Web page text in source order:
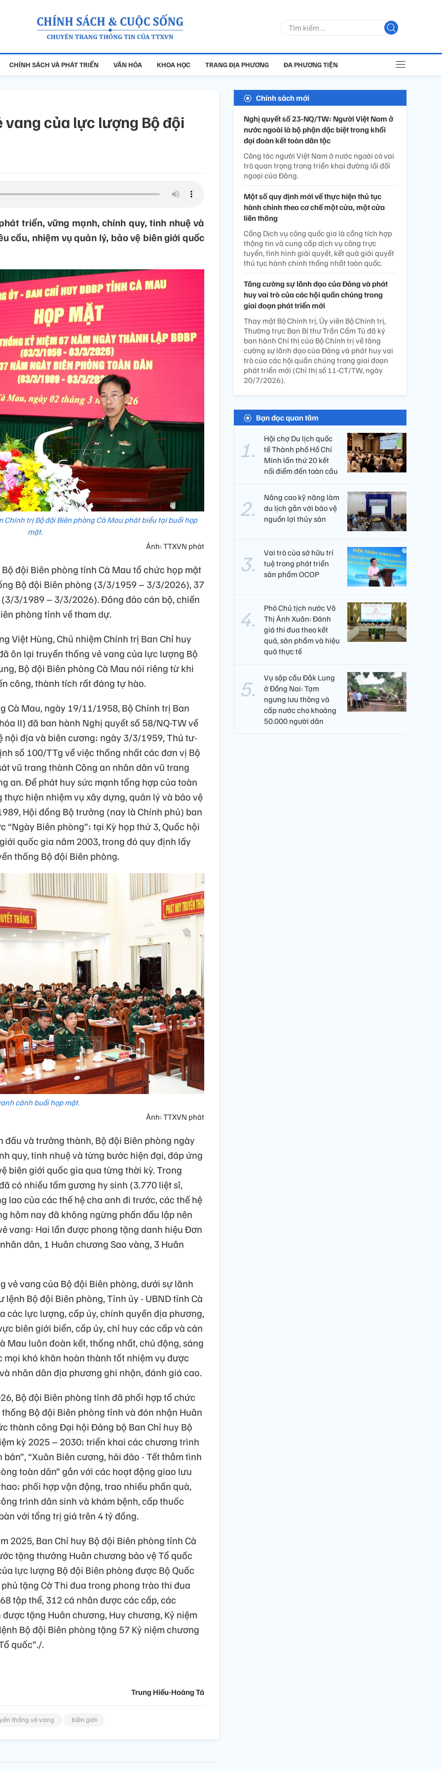
CHÍNH SÁCH VÀ PHÁT TRIỂN VĂN HÓA KHOA HỌC TRANG ĐỊA PHƯƠNG ĐA PHƯƠNG TIỆN
của lực lượng Bộ đội
triển, vững mạnh, chính quy, tinh nhuệ và
cầu, nhiệm vụ quản lý, bảo vệ biên giới quốc
trị Bộ đội Biên phòng Cà Mau phát biểu tại buổi họp
mặt.
Ảnh: TTXVN phát
đội Biên phòng tỉnh Cà Mau tổ chức họp mặt
Bộ đội Biên phòng (3/3/1959 – 3/3/2026), 37
3/1989 – 3/3/2026). Đông đảo cán bộ, chiến
phòng tỉnh về tham dự.
Việt Hùng, Chủ nhiệm Chính trị Ban Chỉ huy
ôn lại truyền thống vẻ vang của lực lượng Bộ
Bộ đội Biên phòng Cà Mau nói riêng từ khi
công, thành tích rất đáng tự hào.
Cà Mau, ngày 19/11/1958, Bộ Chính trị Ban
II) đã ban hành Nghị quyết số 58/NQ-TW về
nội địa và biên cương; ngày 3/3/1959, Thủ tư­
số 100/TTg về việc thống nhất các đơn vị Bộ
vũ trang thành Công an nhân dân vũ trang
an. Để phát huy sức mạnh tổng hợp của toàn
hiện nhiệm vụ xây dựng, quản lý và bảo vệ
Hội đồng Bộ trưởng (nay là Chính phủ) ban
“Ngày Biên phòng”; tại Kỳ họp thứ 3, Quốc hội
quốc gia năm 2003, trong đó quy định lấy
thống Bộ đội Biên phòng.
cảnh buổi họp mặt.
Ảnh: TTXVN phát
đấu và trưởng thành, Bộ đội Biên phòng ngày
quy, tinh nhuệ và từng bước hiện đại, đáp ứng
biên giới quốc gia qua từng thời kỳ. Trong
có nhiều tấm gương hy sinh (3.770 liệt sĩ,
lao của các thế hệ cha anh đi trước, các thế hệ
hôm nay đã không ngừng phấn đấu lập nên
vang: Hai lần được phong tặng danh hiệu Đơn
dân, 1 Huân chương Sao vàng, 3 Huân
vẻ vang của Bộ đội Biên phòng, dưới sự lãnh
Bộ đội Biên phòng, Tỉnh ủy - UBND tỉnh Cà
các lực lượng, cấp ủy, chính quyền địa phương,
biên giới biển, cấp ủy, chỉ huy các cấp và cán
Mau luôn đoàn kết, thống nhất, chủ động, sáng
khó khăn hoàn thành tốt nhiệm vụ được
nhân dân địa phương ghi nhận, đánh giá cao.
Bộ đội Biên phòng tỉnh đã phối hợp tổ chức
Bộ đội Biên phòng tỉnh và đón nhận Huân
thành công Đại hội Đảng bộ Ban Chỉ huy Bộ
kỳ 2025 – 2030; triển khai các chương trình
“Xuân Biên cương, hải đảo - Tết thắm tình
toàn dân” gắn với các hoạt động giao lưu
phối hợp vận động, trao nhiều phần quà,
trình dân sinh và khám bệnh, cấp thuốc
với tổng trị giá trên 4 tỷ đồng.
2025, Ban Chỉ huy Bộ đội Biên phòng tỉnh Cà
tặng thưởng Huân chương bảo vệ Tổ quốc
lực lượng Bộ đội Biên phòng được Bộ Quốc
tặng Cờ Thi đua trong phong trào thi đua
tập thể, 312 cá nhân được các cấp, các
tặng Huân chương, Huy chương, Kỷ niệm
Bộ đội Biên phòng tặng 57 Kỷ niệm chương
quốc”./.
Trung Hiếu-Hoàng Tá
thống vẻ vang biên giới
Chính sách mới
Nghị quyết số 23-NQ/TW: Người Việt Nam ở
nước ngoài là bộ phận đặc biệt trong khối
đại đoàn kết toàn dân tộc
Công tác người Việt Nam ở nước ngoài có vai
trò quan trọng trong triển khai đường lối đối
ngoại của Đảng.
Một số quy định mới về thực hiện thủ tục
hành chính theo cơ chế một cửa, một cửa
liên thông
Cổng Dịch vụ công quốc gia là cổng tích hợp
thông tin và cung cấp dịch vụ công trực
tuyến, tình hình giải quyết, kết quả giải quyết
thủ tục hành chính thống nhất toàn quốc.
Tăng cường sự lãnh đạo của Đảng và phát
huy vai trò của các hội quần chúng trong
giai đoạn phát triển mới
Thay mặt Bộ Chính trị, Ủy viên Bộ Chính trị,
Thường trực Ban Bí thư Trần Cẩm Tú đã ký
ban hành Chỉ thị của Bộ Chính trị về tăng
cường sự lãnh đạo của Đảng và phát huy vai
trò của các hội quần chúng trong giai đoạn
phát triển mới (Chỉ thị số 11-CT/TW, ngày
20/7/2026).
Bạn đọc quan tâm
Hội chợ Du lịch quốc
tế Thành phố Hồ Chí
Minh lần thứ 20 kết
nối điểm đến toàn cầu
Nâng cao kỹ năng làm
du lịch gắn với bảo vệ
nguồn lợi thủy sản
Vai trò của sở hữu trí
tuệ trong phát triển
sản phẩm OCOP
Phó Chủ tịch nước Võ
Thị Ánh Xuân: Đánh
giá thi đua theo kết
quả, sản phẩm và hiệu
quả thực tế
Vụ sập cầu Đắk Lung
ở Đồng Nai: Tạm
ngưng lưu thông và
cấp nước cho khoảng
50.000 người dân